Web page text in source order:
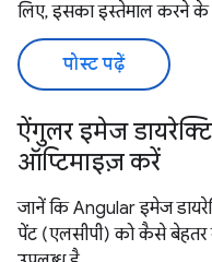
लिए, इसका इस्तेमाल करने के
पोस्ट पढ़ें
ऐंगुलर इमेज
ऑप्टिमाइज़ करें
जानें कि Angular इमेज
पेंट (एलसीपी) को कैसे बेहतर